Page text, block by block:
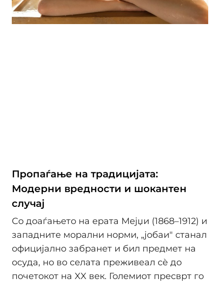
Пропаѓање на традицијата:
Модерни вредности и шокантен
случај
Со доаѓањето на ерата Мејџи (1868–1912) и
западните морални норми, „јобаи" станал
официјално забранет и бил предмет на
осуда, но во селата преживеал сè до
почетокот на XX век. Големиот пресврт го